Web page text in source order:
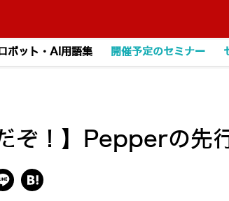
ロボット・AI用語集 開催予定のセミナー
ぞ！】Pepperの先